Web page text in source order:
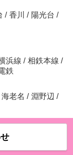
/ 香川 / 陽光台 /
浜線 / 相鉄本線 /
鉄
海老名 / 淵野辺 /